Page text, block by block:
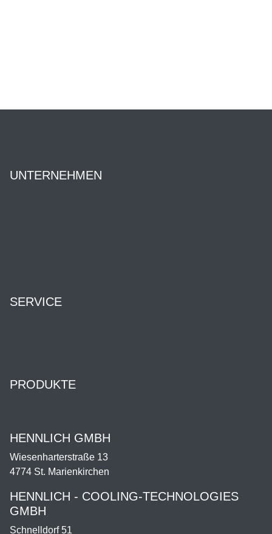
UNTERNEHMEN
SERVICE
PRODUKTE
HENNLICH GMBH
Wiesenharterstraße 13
4774 St. Marienkirchen
HENNLICH - COOLING-TECHNOLOGIES
GMBH
Schnelldorf 51